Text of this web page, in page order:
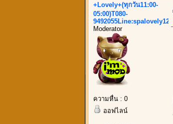
+Lovely+(ทุกวัน11:00-
05:00)T080-
9492055Line:spalovely123
Moderator
ความหื่น : 0
ออฟไลน์